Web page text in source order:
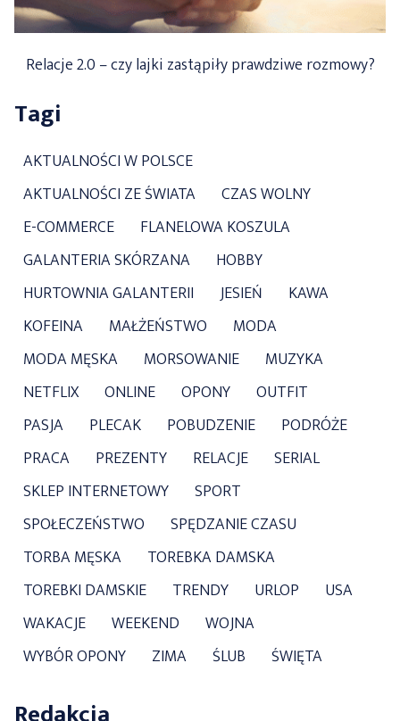
Relacje 2.0 – czy lajki zastąpiły prawdziwe rozmowy?
Tagi
AKTUALNOŚCI W POLSCE
AKTUALNOŚCI ZE ŚWIATA
CZAS WOLNY
E-COMMERCE
FLANELOWA KOSZULA
GALANTERIA SKÓRZANA
HOBBY
HURTOWNIA GALANTERII
JESIEŃ
KAWA
KOFEINA
MAŁŻEŃSTWO
MODA
MODA MĘSKA
MORSOWANIE
MUZYKA
NETFLIX
ONLINE OPONY
OUTFIT
PASJA
PLECAK POBUDZENIE
PODRÓŻE
PRACA
PREZENTY RELACJE
SERIAL
SKLEP INTERNETOWY
SPORT
SPOŁECZEŃSTWO
SPĘDZANIE CZASU
TORBA MĘSKA
TOREBKA DAMSKA
TOREBKI DAMSKIE
TRENDY URLOP
USA
WAKACJE
WEEKEND
WOJNA
WYBÓR OPONY
ZIMA ŚLUB ŚWIĘTA